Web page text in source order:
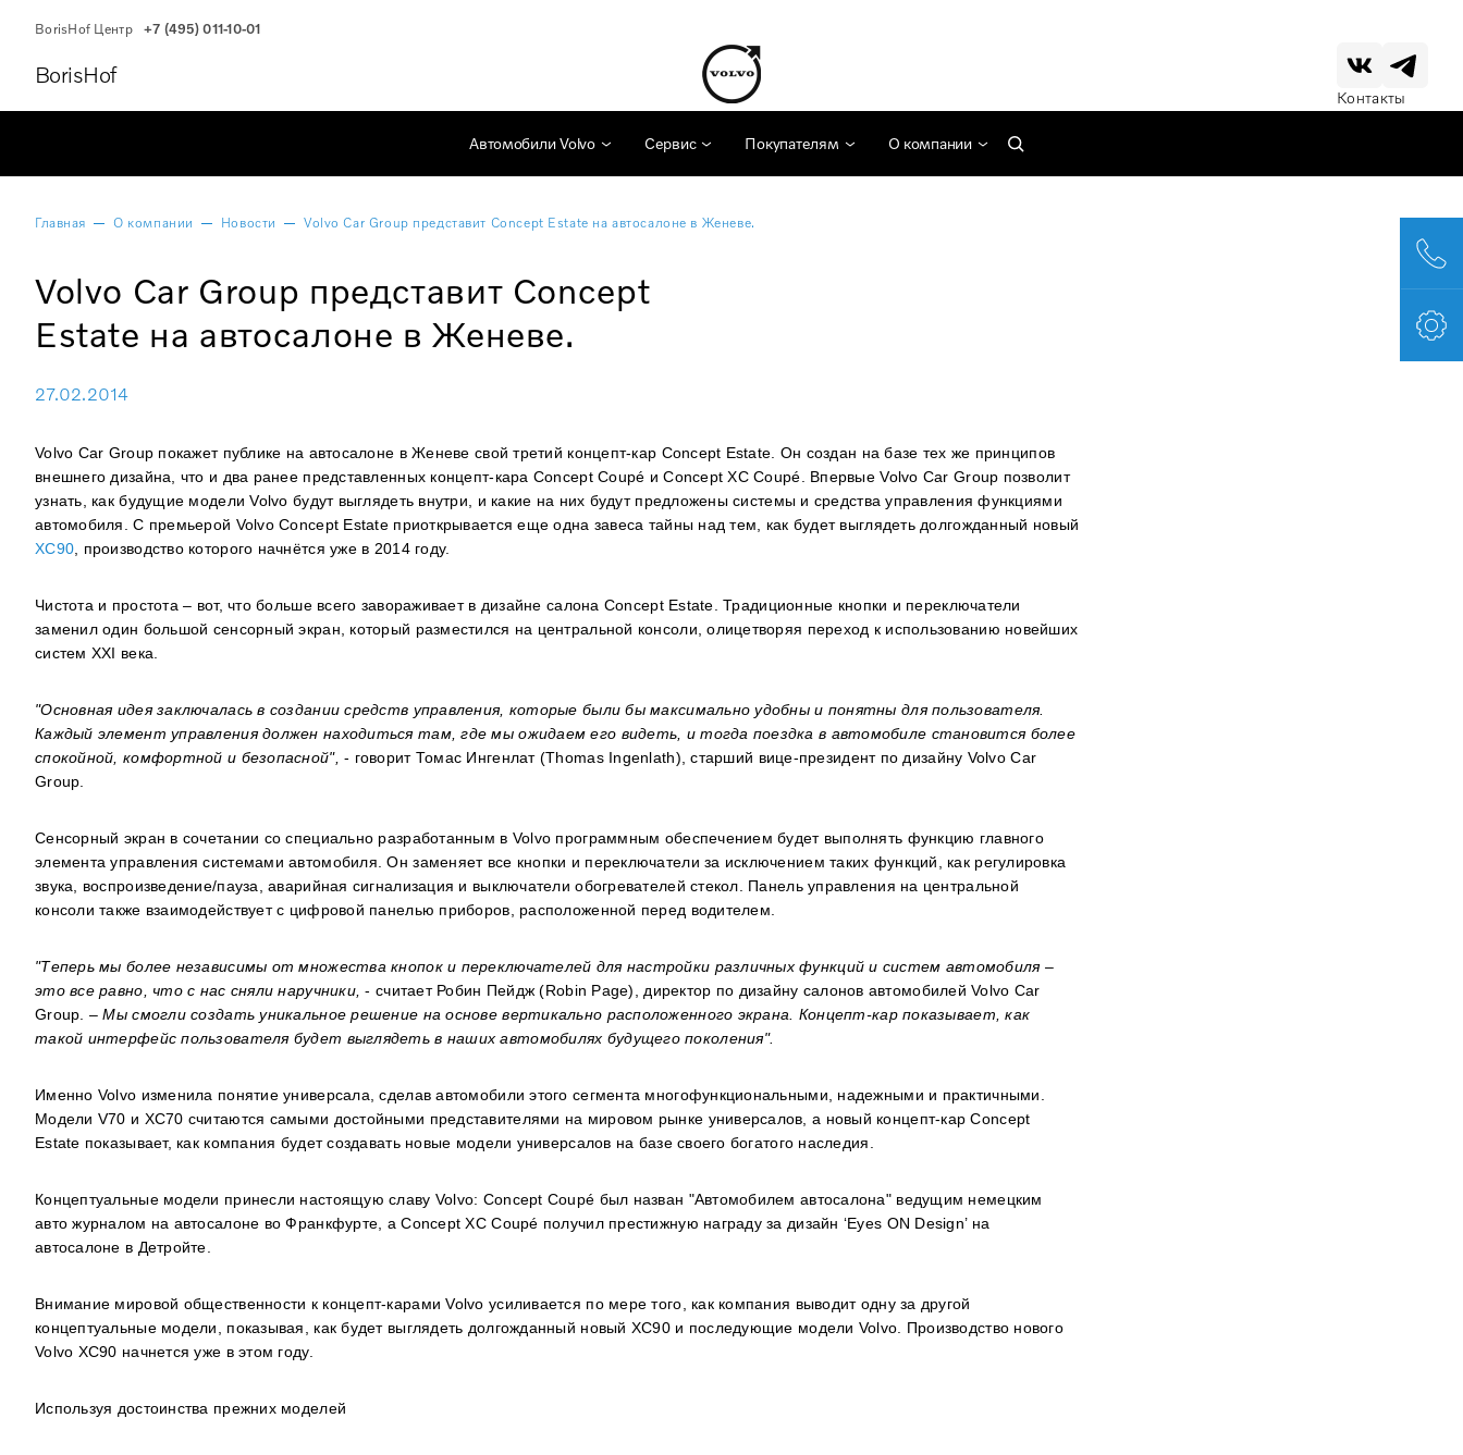
BorisHof Центр +7 (495) 011-10-01
BorisHof
Контакты
Автомобили Volvo Сервис Покупателям О компании
Главная О компании Новости Volvo Car Group представит Concept Estate на автосалоне в Женеве.
Volvo Car Group представит Concept
Estate на автосалоне в Женеве.
27.02.2014
Volvo Car Group покажет публике на автосалоне в Женеве cвой третий концепт-кар Concept Estate. Он создан на базе тех же принципов
внешнего дизайна, что и два ранее представленных концепт-кара Concept Coupé и Concept XC Coupé. Впервые Volvo Car Group позволит
узнать, как будущие модели Volvo будут выглядеть внутри, и какие на них будут предложены системы и средства управления функциями
автомобиля. С премьерой Volvo Concept Estate приоткрывается еще одна завеса тайны над тем, как будет выглядеть долгожданный новый
XC90 , производство которого начнётся уже в 2014 году.
Чистота и простота – вот, что больше всего завораживает в дизайне салона Concept Estate. Традиционные кнопки и переключатели
заменил один большой сенсорный экран, который разместился на центральной консоли, олицетворяя переход к использованию новейших
систем XXI века.
"Основная идея заключалась в создании средств управления, которые были бы максимально удобны и понятны для пользователя.
Каждый элемент управления должен находиться там, где мы ожидаем его видеть, и тогда поездка в автомобиле становится более
спокойной, комфортной и безопасной", - говорит Томас Ингенлат (Thomas Ingenlath), старший вице-президент по дизайну Volvo Car
Group
Сенсорный экран в сочетании со специально разработанным в Volvo программным обеспечением будет выполнять функцию главного
элемента управления системами автомобиля. Он заменяет все кнопки и переключатели за исключением таких функций, как регулировка
звука, воспроизведение/пауза, аварийная сигнализация и выключатели обогревателей стекол. Панель управления на центральной
консоли также взаимодействует с цифровой панелью приборов, расположенной перед водителем.
"Теперь мы более независимы от множества кнопок и переключателей для настройки различных функций и систем автомобиля –
это все равно, что с нас сняли наручники, - считает Робин Пейдж (Robin Page), директор по дизайну салонов автомобилейVolvo Car
Group –Мы смогли создать уникальное решение на основе вертикально расположенного экрана. Концепт-кар показывает, как
такой интерфейс пользователя будет выглядеть в наших автомобилях будущего поколения".
Именно Volvo изменила понятие универсала, сделав автомобили этого сегмента многофункциональными, надежными и практичными.
Модели V70 и XC70 считаются самыми достойными представителями на мировом рынке универсалов, а новый концепт-кар Concept
Estate показывает, как компания будет создавать новые модели универсалов на базе своего богатого наследия.
Концептуальные модели принесли настоящую славу Volvo: Concept Coupé был назван "Автомобилем автосалона" ведущим немецким
авто журналом на автосалоне во Франкфурте, а Concept XC Coupé получил престижную награду за дизайн ‘Eyes ON Design’ на
автосалоне в Детройте.
Внимание мировой общественности к концепт-карами Volvo усиливается по мере того, как компания выводит одну за другой
концептуальные модели, показывая, как будет выглядеть долгожданный новый XC90 и последующие модели Volvo. Производство нового
Volvo XC90 начнется уже в этом году.
Используя достоинства прежних моделей